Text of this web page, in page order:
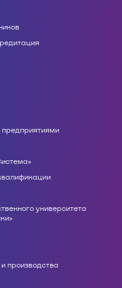
предприятиями
университета
производства